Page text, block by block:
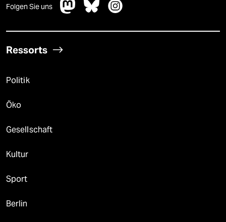
Folgen Sie uns
Ressorts
Politik
Öko
Gesellschaft
Kultur
Sport
Berlin